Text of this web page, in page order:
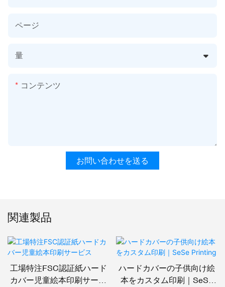
ページ
量
コンテンツ
お問い合わせを送る
関連製品
工場特注FSC認証紙ハード
カバー児童絵本印刷サービ
ハードカバーの子供向け絵
本をカスタム印刷｜SeSe